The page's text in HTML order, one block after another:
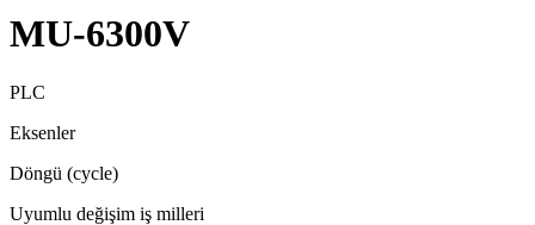
MU-6300V
PLC
Eksenler
Döngü (cycle)
Uyumlu değişim iş milleri